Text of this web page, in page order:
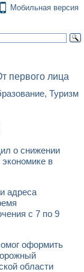
Мобильная версия
первого лица
Туризм
о снижении
в
адреса
с 7 по 9
оформить
области